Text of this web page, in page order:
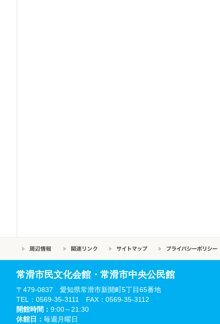
常滑市民文化会館・常滑市中央公民館
〒479-0837 愛知県常滑市新開町5丁目65番地
TEL：0569-35-3111 FAX：0569-35-3112
開館時間： 9:00～21:30
休館日： 毎週月曜日